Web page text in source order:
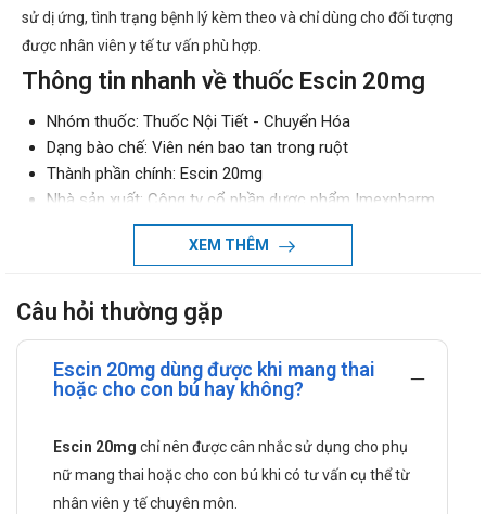
sử dị ứng, tình trạng bệnh lý kèm theo và chỉ dùng cho đối tượng
được nhân viên y tế tư vấn phù hợp.
Thông tin nhanh về thuốc Escin 20mg
Nhóm thuốc: Thuốc Nội Tiết - Chuyển Hóa
Dạng bào chế: Viên nén bao tan trong ruột
Thành phần chính: Escin 20mg
Nhà sản xuất: Công ty cổ phần dược phẩm Imexpharm
Chỉ định: điều trị các bệnh thiểu năng tĩnh mạch mãn tính,
giãn tĩnh mạch chân, bị trĩ nội hoặc ngoại.
0971.899.466hoặc nhắn tin qua Zalo
Thuốc hoạt động như thế nào trong cơ
thể?
Hoạt chất chính tác động lên thành mạch thông qua
việc điều hòa tính thấm mao mạch và hỗ trợ ổn định
cấu trúc nội mô.
XEM THÊM
Câu hỏi thường gặp
Escin 20mg dùng được khi mang thai
hoặc cho con bú hay không?
Escin 20mg chỉ nên được cân nhắc sử dụng cho phụ
nữ mang thai hoặc cho con bú khi có tư vấn cụ thể từ
nhân viên y tế chuyên môn.